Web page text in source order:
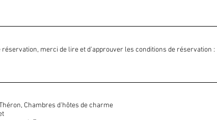
réservation, merci de lire et d'approuver les conditions de réservation :
Chambres d'hôtes de charme